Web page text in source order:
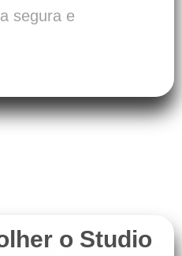
segura e
o Studio